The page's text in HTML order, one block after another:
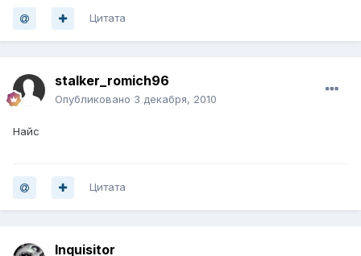
Цитата
stalker_romich96
Опубликовано 3 декабря, 2010
Найс
Цитата
Inquisitor